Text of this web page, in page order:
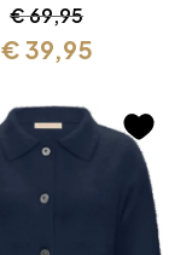
€69,95
prijs
€ 69,95.
€ 39,95
Huidige
prijs
€ 39,95.